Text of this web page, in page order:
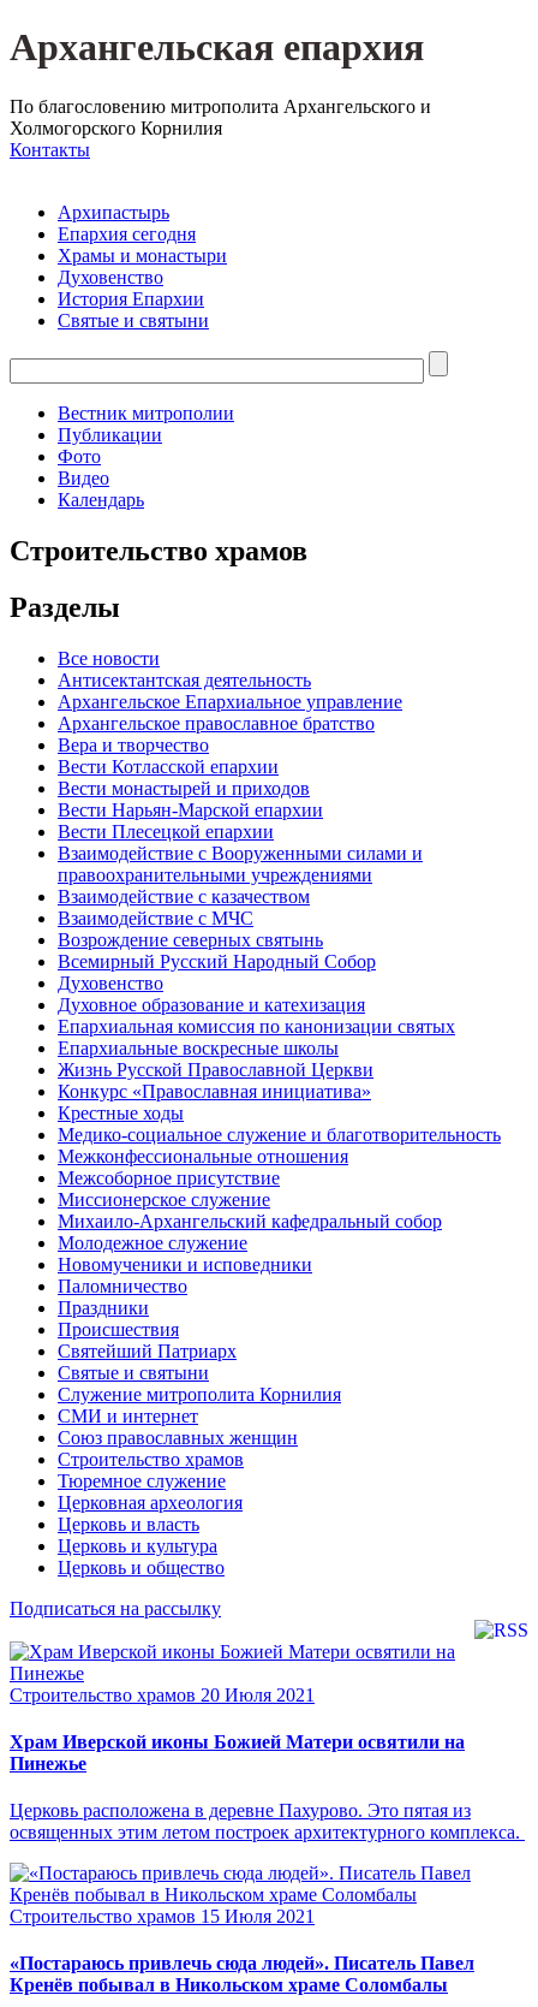
Архангельская епархия
По благословению митрополита Архангельского и
Холмогорского Корнилия
Контакты
Архипастырь
Епархия сегодня
Храмы и монастыри
Духовенство
История Епархии
Святые и святыни
Вестник митрополии
Публикации
Фото
Видео
Календарь
Строительство храмов
Разделы
Все новости
Антисектантская деятельность
Архангельское Епархиальное управление
Архангельское православное братство
Вера и творчество
Вести Котласской епархии
Вести монастырей и приходов
Вести Нарьян-Марской епархии
Вести Плесецкой епархии
Взаимодействие с Вооруженными силами и
правоохранительными учреждениями
Взаимодействие с казачеством
Взаимодействие с МЧС
Возрождение северных святынь
Всемирный Русский Народный Собор
Духовенство
Духовное образование и катехизация
Епархиальная комиссия по канонизации святых
Епархиальные воскресные школы
Жизнь Русской Православной Церкви
Конкурс «Православная инициатива»
Крестные ходы
Медико-социальное служение и благотворительность
Межконфессиональные отношения
Межсоборное присутствие
Миссионерское служение
Михаило-Архангельский кафедральный собор
Молодежное служение
Новомученики и исповедники
Паломничество
Праздники
Происшествия
Святейший Патриарх
Святые и святыни
Служение митрополита Корнилия
СМИ и интернет
Союз православных женщин
Строительство храмов
Тюремное служение
Церковная археология
Церковь и власть
Церковь и культура
Церковь и общество
Подписаться на рассылку
Строительство храмов 20 Июля 2021
Храм Иверской иконы Божией Матери освятили на
Пинежье
Церковь расположена в деревне Пахурово. Это пятая из
освященных этим летом построек архитектурного комплекса.
Строительство храмов 15 Июля 2021
«Постараюсь привлечь сюда людей». Писатель Павел
Кренёв побывал в Никольском храме Соломбалы